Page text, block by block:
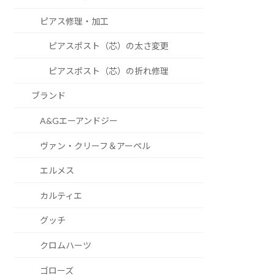
ピアス修理・加工
ピアスポスト（芯）の太さ変更
ピアスポスト（芯）の折れ修理
ブランド
A&Gエーアンドジー
ヴァン・クリーフ＆アーペル
エルメス
カルティエ
グッチ
クロムハーツ
ゴローズ